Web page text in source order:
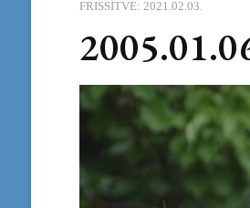
FRISSÍTVE:2021.02.03.